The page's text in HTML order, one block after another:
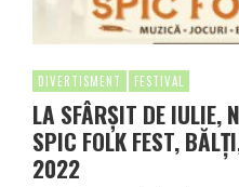
DIVERTISMENT FESTIVAL
LA SFÂRȘIT DE IULIE,
SPIC FOLK FEST,
2022